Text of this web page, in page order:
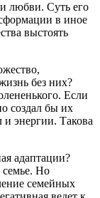
любви. Суть его
в иное
выстоять
без них?
Если
создал бы их
и энергии. Такова
адаптации?
Но
семейных